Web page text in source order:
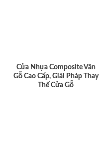
Cửa Nhựa Composite Vân
Gỗ Cao Cấp, Giải Pháp Thay
Thế Cửa Gỗ